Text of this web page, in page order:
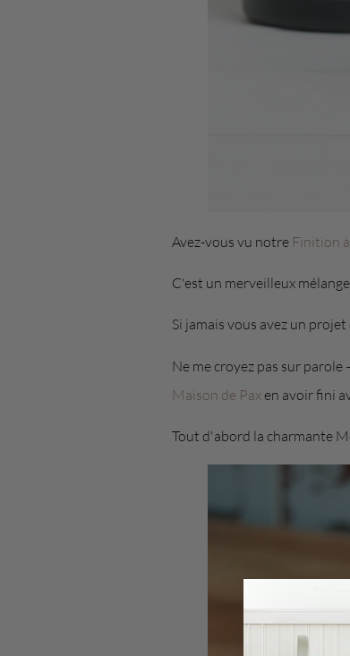
Avez-vous vu notre Finition
C'est un merveilleux
Si jamais vous avez un
Ne me croyez pas sur
Maison de Paxen avoir fini
Tout d'abord la charmante